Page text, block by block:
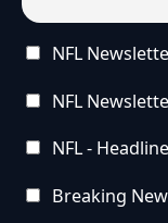
NFL
NFL
NFL -
Breaking